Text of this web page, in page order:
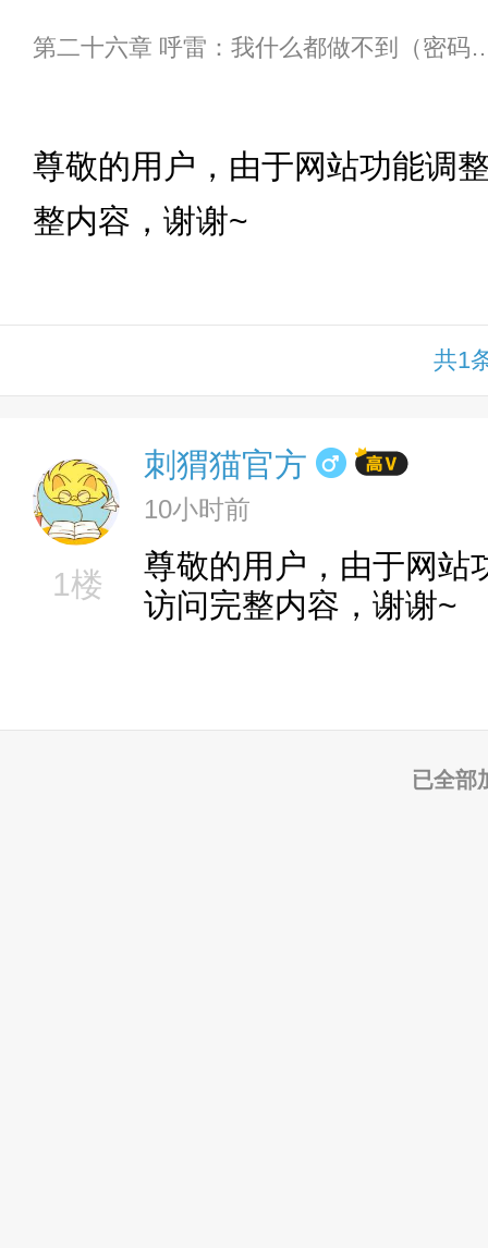
第二十六章 呼雷：我什
尊敬的用户，由于网站功能调
整内容，谢谢~
共1
1楼
刺猬猫官方
10小时前
尊敬的用户，由于网站
访问完整内容，谢谢~
已全部